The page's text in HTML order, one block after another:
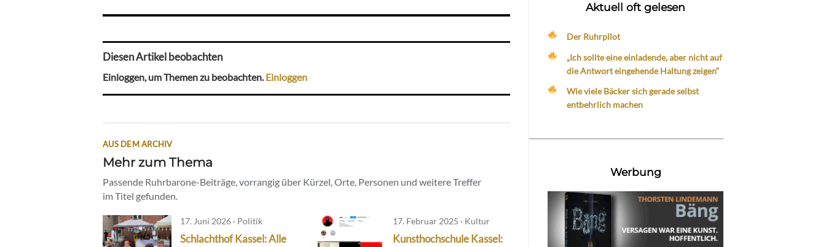
Diesen Artikel beobachten
Einloggen, um Themen zu beobachten.Einloggen
AUS DEM ARCHIV
Mehr zum Thema
Passende Ruhrbarone-Beiträge, vorrangig über Kürzel, Orte, Personen und weitere Treffer
im Titel gefunden.
17. Juni 2026 · Politik
Schlachthof Kassel: Alle
17. Februar 2025 · Kultur
Kunsthochschule Kassel:
Aktuell oft gelesen
Der Ruhrpilot
„Ich sollte eine einladende, aber nicht auf
die Antwort eingehende Haltung zeigen“
Wie viele Bäcker sich gerade selbst
entbehrlich machen
Werbung